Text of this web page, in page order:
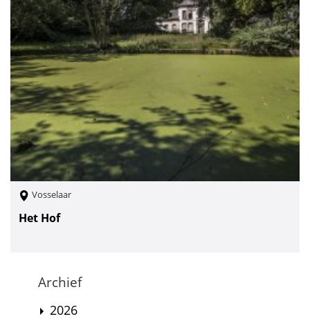
Vosselaar
Het Hof
Archief
2026